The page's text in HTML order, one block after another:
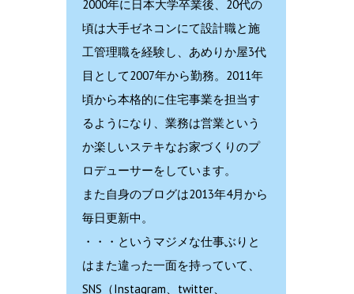
2000年に日本大学卒業後、20代の
頃は大手ゼネコンにて設計職と施
工管理職を経験し、あめりか屋3代
目として2007年から勤務。2011年
頃から本格的に住宅事業を担当す
るようになり、業務は営業という
か楽しいステキなお家づくりのプ
ロデューサーをしています。
また自身のブログは2013年4月から
毎日更新中。
・・・というマジメな仕事ぶりと
はまた違った一面を持っていて、
SNS（Instagram、twitter、